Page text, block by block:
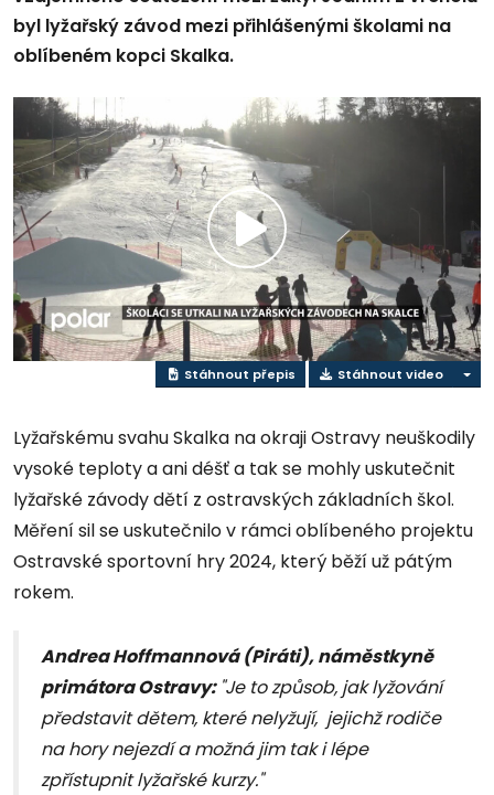
byl lyžařský závod mezi přihlášenými školami na
oblíbeném kopci Skalka.
Play
Video
Stáhnout přepis Stáhnout video
Lyžařskému svahu Skalka na okraji Ostravy neuškodily
vysoké teploty a ani déšť a tak se mohly uskutečnit
lyžařské závody dětí z ostravských základních škol.
Měření sil se uskutečnilo v rámci oblíbeného projektu
Ostravské sportovní hry 2024, který běží už pátým
rokem.
Andrea Hoffmannová (Piráti), náměstkyně
primátora Ostravy: "Je to způsob, jak lyžování
představit dětem, které nelyžují, jejichž rodiče
na hory nejezdí a možná jim tak i lépe
zpřístupnit lyžařské kurzy."